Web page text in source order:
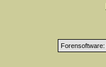
Forensoftware: